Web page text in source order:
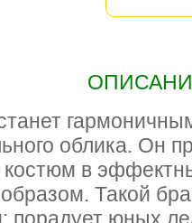
облика. Он
в
Такой